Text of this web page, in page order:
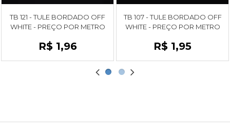
TB 121 - TULE BORDADO OFF
WHITE - PREÇO POR METRO
R$ 1,96
TB 107 - TULE BORDADO OFF
WHITE - PREÇO POR METRO
R$ 1,95